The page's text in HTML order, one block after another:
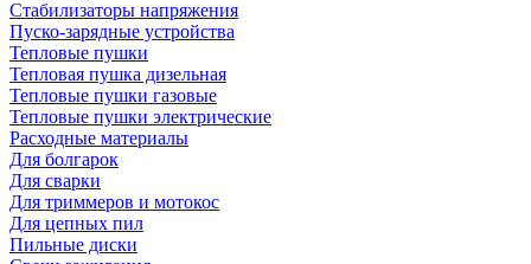
Стабилизаторы напряжения
Пуско-зарядные устройства
Тепловые пушки
Тепловая пушка дизельная
Тепловые пушки газовые
Тепловые пушки электрические
Расходные материалы
Для болгарок
Для сварки
Для триммеров и мотокос
Для цепных пил
Пильные диски